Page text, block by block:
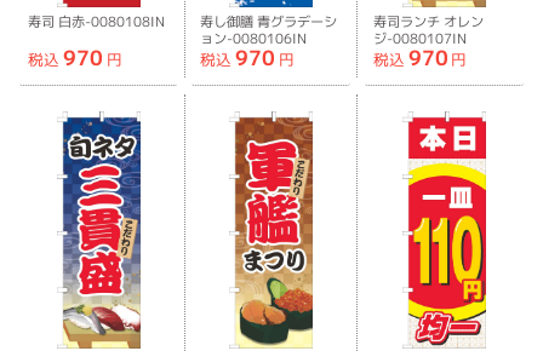
寿司 白赤-0080108IN
税込 970 円
寿し御膳 青グラデーシ
ョン-0080106IN
税込 970 円
寿司ランチ オレン
ジ-0080107IN
税込 970 円